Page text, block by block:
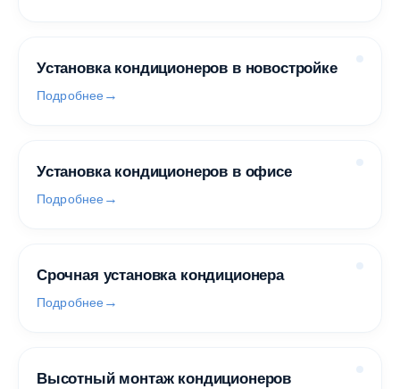
Установка кондиционеров в новостройке
Подробнее
Установка кондиционеров в офисе
Подробнее
Срочная установка кондиционера
Подробнее
Высотный монтаж кондиционеров